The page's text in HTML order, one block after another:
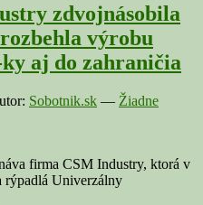
zdvojnásobila
výrobu
aj do zahraničia
Sobotnik.sk — Žiadne
firma CSM Industry, ktorá v
rýpadlá Univerzálny